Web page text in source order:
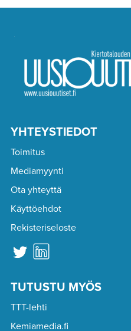
YHTEYSTIEDOT
Toimitus
Mediamyynti
Ota yhteyttä
Käyttöehdot
Rekisteriseloste
TUTUSTU MYÖS
TTT-lehti
Kemiamedia.fi